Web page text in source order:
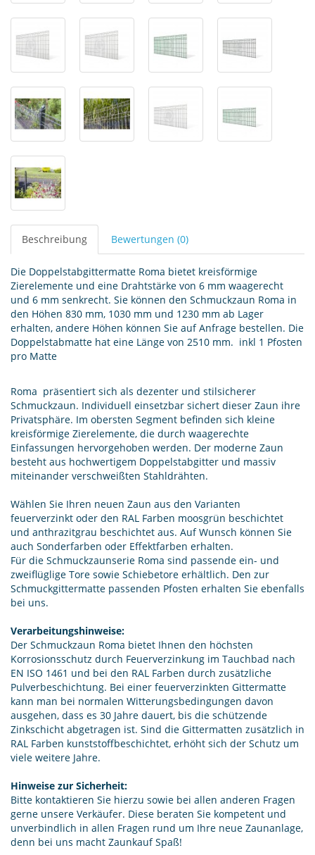
Beschreibung Bewertungen (0)
Die Doppelstabgittermatte Roma bietet kreisförmige
Zierelemente und eine Drahtstärke von 6 mm waagerecht
und 6 mm senkrecht. Sie können den Schmuckzaun Roma in
den Höhen 830 mm, 1030 mm und 1230 mm ab Lager
erhalten, andere Höhen können Sie auf Anfrage bestellen. Die
Doppelstabmatte hat eine Länge von 2510 mm. inkl 1 Pfosten
pro Matte
Roma präsentiert sich als dezenter und stilsicherer
Schmuckzaun. Individuell einsetzbar sichert dieser Zaun ihre
Privatsphäre. Im obersten Segment befinden sich kleine
kreisförmige Zierelemente, die durch waagerechte
Einfassungen hervorgehoben werden. Der moderne Zaun
besteht aus hochwertigem Doppelstabgitter und massiv
miteinander verschweißten Stahldrähten.
Wählen Sie Ihren neuen Zaun aus den Varianten
feuerverzinkt oder den RAL Farben moosgrün beschichtet
und anthrazitgrau beschichtet aus. Auf Wunsch können Sie
auch Sonderfarben oder Effektfarben erhalten.
Für die Schmuckzaunserie Roma sind passende ein- und
zweiflüglige Tore sowie Schiebetore erhältlich. Den zur
Schmuckgittermatte passenden Pfosten erhalten Sie ebenfalls
bei uns.
Verarbeitungshinweise:
Der Schmuckzaun Roma bietet Ihnen den höchsten
Korrosionsschutz durch Feuerverzinkung im Tauchbad nach
EN ISO 1461 und bei den RAL Farben durch zusätzliche
Pulverbeschichtung. Bei einer feuerverzinkten Gittermatte
kann man bei normalen Witterungsbedingungen davon
ausgehen, dass es 30 Jahre dauert, bis die schützende
Zinkschicht abgetragen ist. Sind die Gittermatten zusätzlich in
RAL Farben kunststoffbeschichtet, erhöht sich der Schutz um
viele weitere Jahre.
Hinweise zur Sicherheit:
Bitte kontaktieren Sie hierzu sowie bei allen anderen Fragen
gerne unsere Verkäufer. Diese beraten Sie kompetent und
unverbindlich in allen Fragen rund um Ihre neue Zaunanlage,
denn bei uns macht Zaunkauf Spaß!